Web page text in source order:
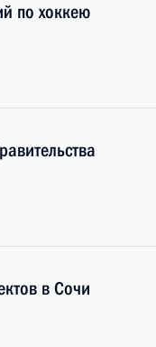
по хоккею
в Сочи